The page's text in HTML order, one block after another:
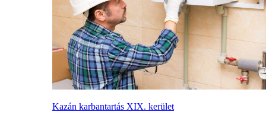
Kazán karbantartás XIX. kerület